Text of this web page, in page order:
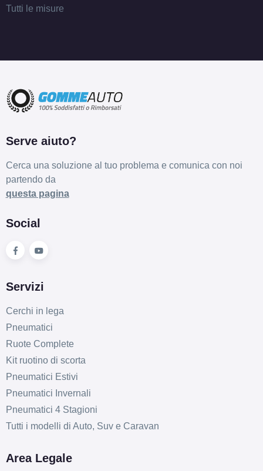
Tutti le misure
Serve aiuto?
Cerca una soluzione al tuo problema e comunica con noi
partendo da
questa pagina
Social
Servizi
Cerchi in lega
Pneumatici
Ruote Complete
Kit ruotino di scorta
Pneumatici Estivi
Pneumatici Invernali
Pneumatici 4 Stagioni
Tutti i modelli di Auto, Suv e Caravan
Area Legale